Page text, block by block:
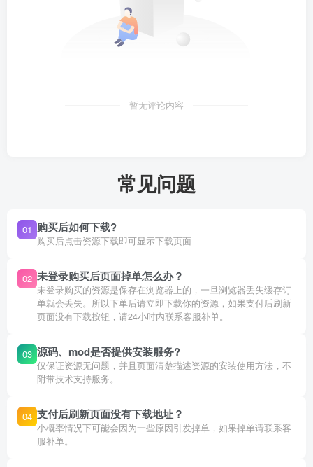
暂无评论内容
常见问题
01 购买后如何下载?
购买后点击资源下载即可显示下载页面
02 未登录购买后页面掉单怎么办？
未登录购买的资源是保存在浏览器上的，一旦浏览器丢失缓存订
单就会丢失。所以下单后请立即下载你的资源，如果支付后刷新
页面没有下载按钮，请24小时内联系客服补单。
03 源码、mod是否提供安装服务?
仅保证资源无问题，并且页面清楚描述资源的安装使用方法，不
附带技术支持服务。
04 支付后刷新页面没有下载地址？
小概率情况下可能会因为一些原因引发掉单，如果掉单请联系客
服补单。